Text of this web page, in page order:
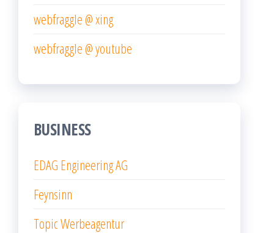
webfraggle @ xing
webfraggle @ youtube
BUSINESS
EDAG Engineering AG
Feynsinn
Topic Werbeagentur